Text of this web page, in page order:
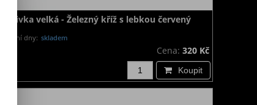
Nášivka velká - Železný kříž s lebkou červený
Dodání dny: skladem
Cena: 320 Kč
Koupit